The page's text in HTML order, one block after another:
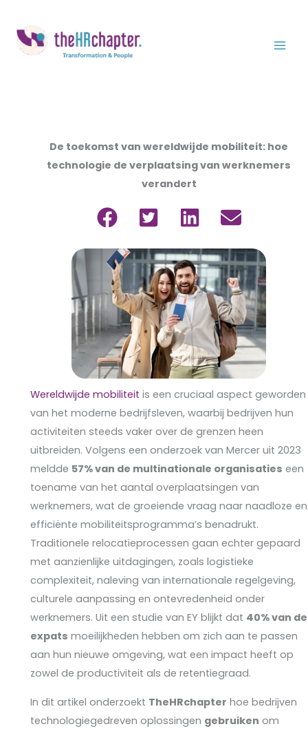
naar
De toekomst van wereldwijde mobiliteit: hoe
technologie de verplaatsing van werknemers
verandert
Wereldwijde mobiliteit is een cruciaal aspect geworden
van het moderne bedrijfsleven, waarbij bedrijven hun
activiteiten steeds vaker over de grenzen heen
uitbreiden. Volgens een onderzoek van Mercer uit 2023
meldde 57% van de multinationale organisaties een
toename van het aantal overplaatsingen van
werknemers, wat de groeiende vraag naar naadloze en
efficiënte mobiliteitsprogramma’s benadrukt.
Traditionele relocatieprocessen gaan echter gepaard
met aanzienlijke uitdagingen, zoals logistieke
complexiteit, naleving van internationale regelgeving,
culturele aanpassing en ontevredenheid onder
werknemers. Uit een studie van EY blijkt dat 40% van de
expats moeilijkheden hebben om zich aan te passen
aan hun nieuwe omgeving, wat een impact heeft op
zowel de productiviteit als de retentiegraad.
In dit artikel onderzoekt TheHRchapter hoe bedrijven
technologiegedreven oplossingen gebruiken om